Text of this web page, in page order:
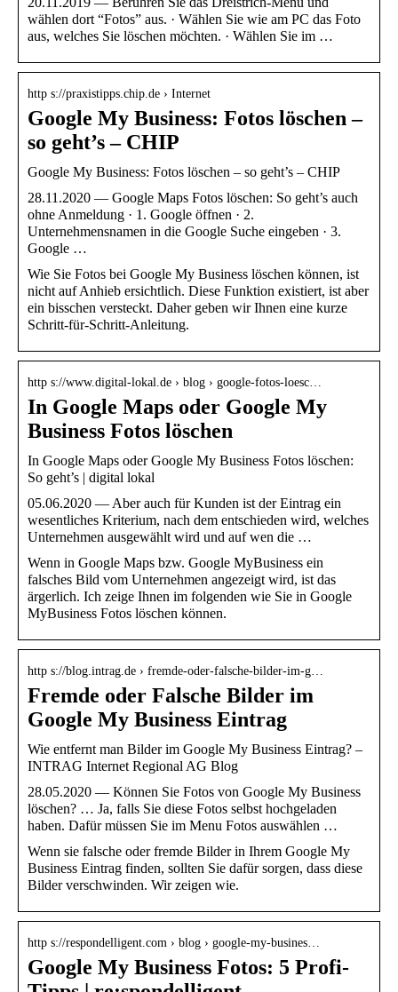
wählen dort “Fotos” aus. · Wählen Sie wie am PC das Foto
aus, welches Sie löschen möchten. · Wählen Sie im …
http s://praxistipps.chip.de › Internet
Google My Business: Fotos löschen –
so geht’s – CHIP
Google My Business: Fotos löschen – so geht’s – CHIP
28.11.2020 — Google Maps Fotos löschen: So geht’s auch
ohne Anmeldung · 1. Google öffnen · 2.
Unternehmensnamen in die Google Suche eingeben · 3.
Google …
Wie Sie Fotos bei Google My Business löschen können, ist
nicht auf Anhieb ersichtlich. Diese Funktion existiert, ist aber
ein bisschen versteckt. Daher geben wir Ihnen eine kurze
Schritt-für-Schritt-Anleitung.
http s://www.digital-lokal.de › blog › google-fotos-loesc…
In Google Maps oder Google My
Business Fotos löschen
In Google Maps oder Google My Business Fotos löschen:
So geht’s | digital lokal
05.06.2020 — Aber auch für Kunden ist der Eintrag ein
wesentliches Kriterium, nach dem entschieden wird, welches
Unternehmen ausgewählt wird und auf wen die …
Wenn in Google Maps bzw. Google MyBusiness ein
falsches Bild vom Unternehmen angezeigt wird, ist das
ärgerlich. Ich zeige Ihnen im folgenden wie Sie in Google
MyBusiness Fotos löschen können.
http s://blog.intrag.de › fremde-oder-falsche-bilder-im-g…
Fremde oder Falsche Bilder im
Google My Business Eintrag
Wie entfernt man Bilder im Google My Business Eintrag? –
INTRAG Internet Regional AG Blog
28.05.2020 — Können Sie Fotos von Google My Business
löschen​? … Ja, falls Sie diese Fotos selbst hochgeladen
haben. Dafür müssen Sie im Menu Fotos auswählen …
Wenn sie falsche oder fremde Bilder in Ihrem Google My
Business Eintrag finden, sollten Sie dafür sorgen, dass diese
Bilder verschwinden. Wir zeigen wie.
http s://respondelligent.com › blog › google-my-busines…
Google My Business Fotos: 5 Profi-